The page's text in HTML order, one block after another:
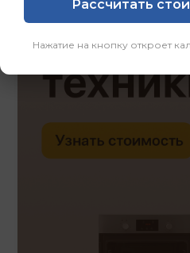
Рассчитать
Нажатие на кнопку откроет